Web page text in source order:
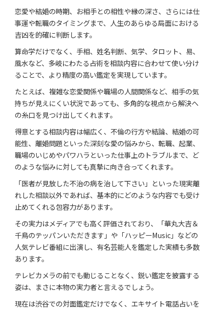
恋愛や結婚の時期、お相手との相性や縁の深さ、さらには仕
事運や転職のタイミングまで、人生のあらゆる局面における
吉凶を的確に判断します。
算命学だけでなく、手相、姓名判断、気学、タロット、易、
風水など、多岐にわたる占術を相談内容に合わせて使い分け
ることで、より精度の高い鑑定を実現しています。
たとえば、複雑な恋愛関係や職場の人間関係など、相手の気
持ちが見えにくい状況であっても、多角的な視点から解決へ
の糸口を見つけ出してくれます。
得意とする相談内容は幅広く、不倫の行方や結論、結婚の可
能性、離婚問題といった深刻な愛の悩みから、転職、起業、
職場のいじめやパワハラといった仕事上のトラブルまで、ど
のような悩みに対しても真摯に向き合ってくれます。
「医者が見放した不治の病を治して下さい」といった現実離
れした相談以外であれば、基本的にどのような内容でも受け
止めてくれる包容力があります。
その実力はメディアでも高く評価されており、「華丸大吉＆
千鳥のテッパンいただきます」や「ハッピーMusic」などの
人気テレビ番組に出演し、有名芸能人を鑑定した実績も多数
あります。
テレビカメラの前でも動じることなく、鋭い鑑定を披露する
姿は、まさに本物の実力者と言えるでしょう。
現在は渋谷での対面鑑定だけでなく、エキサイト電話占いを